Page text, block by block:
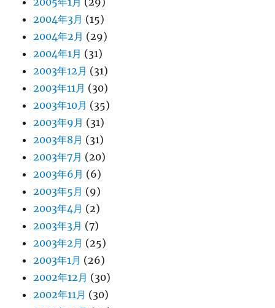
2004年3月 (15)
2004年2月 (29)
2004年1月 (31)
2003年12月 (31)
2003年11月 (30)
2003年10月 (35)
2003年9月 (31)
2003年8月 (31)
2003年7月 (20)
2003年6月 (6)
2003年5月 (9)
2003年4月 (2)
2003年3月 (7)
2003年2月 (25)
2003年1月 (26)
2002年12月 (30)
2002年11月 (30)